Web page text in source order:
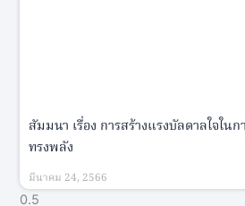
สัมมนา เรื่อง การสร้างแรงบัลดาลใจใน
ทรงพลัง
มีนาคม 24, 2566